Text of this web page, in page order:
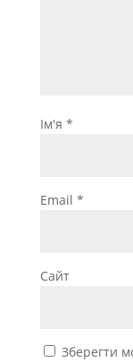
Ім'я *
Email *
Сайт
Зберегти